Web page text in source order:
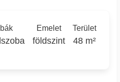
Emelet
földszint
Terület
48 m²